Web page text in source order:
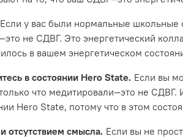
Если у вас были нормальные школьные
не СДВГ. Это энергетический
в вашем энергетическом
в состоянии Hero State. Если вы
что медитировали—это не
Hero State, потому что в этом
отсутствием смысла. Если вы не